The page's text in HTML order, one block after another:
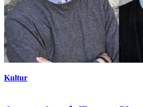
Kultur